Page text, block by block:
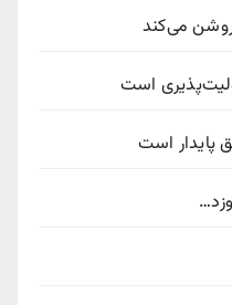
روشن می‌کند
است
پایدار است